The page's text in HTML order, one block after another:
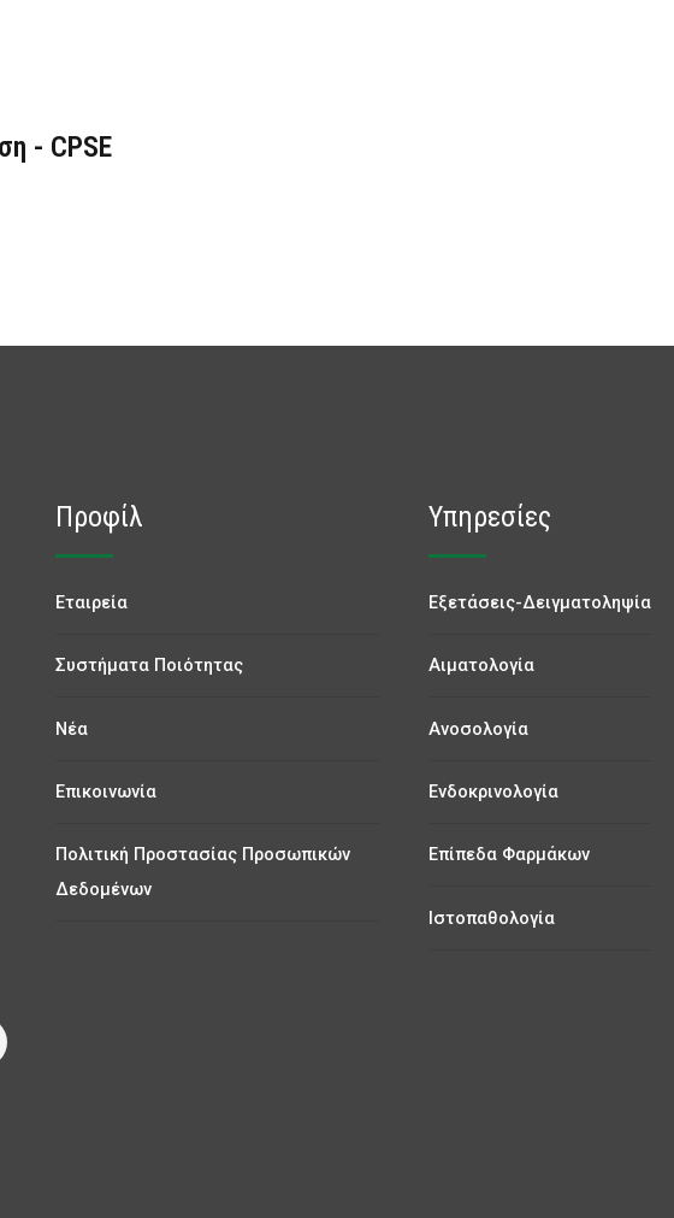
- CPSE
Προφίλ
Εταιρεία
Συστήματα Ποιότητας
Νέα
Επικοινωνία
Πολιτική Προστασίας Προσωπικών
Δεδομένων
Υπηρεσίες
Εξετάσεις-Δειγματοληψία
Αιματολογία
Ανοσολογία
Ενδοκρινολογία
Επίπεδα Φαρμάκων
Ιστοπαθολογία